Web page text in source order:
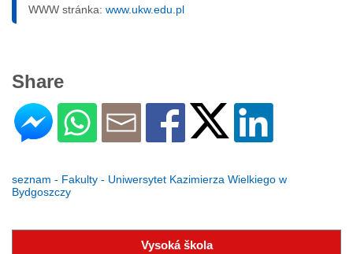
WWW stránka: www.ukw.edu.pl
Share
seznam - Fakulty - Uniwersytet Kazimierza Wielkiego w
Bydgoszczy
Vysoká škola